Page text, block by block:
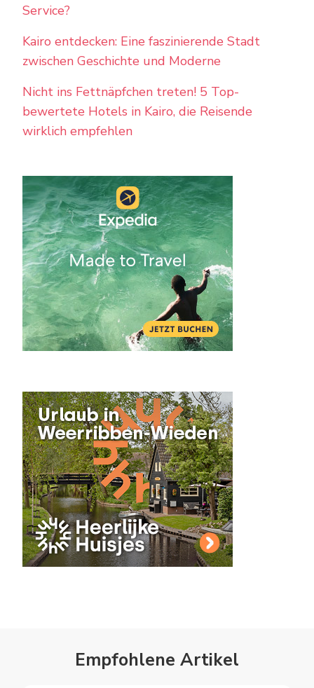
Service?
Kairo entdecken: Eine faszinierende Stadt
zwischen Geschichte und Moderne
Nicht ins Fettnäpfchen treten! 5 Top-
bewertete Hotels in Kairo, die Reisende
wirklich empfehlen
Empfohlene Artikel